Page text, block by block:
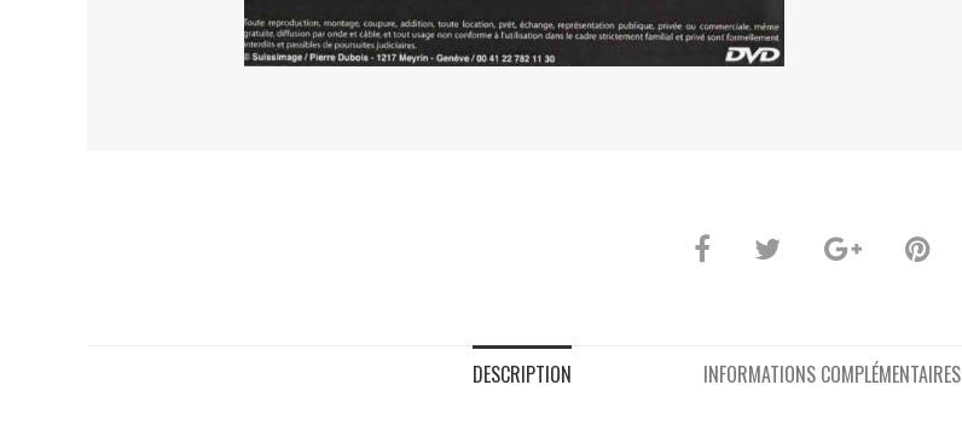
DESCRIPTION INFORMATIONS COMPLÉMENTAIRES